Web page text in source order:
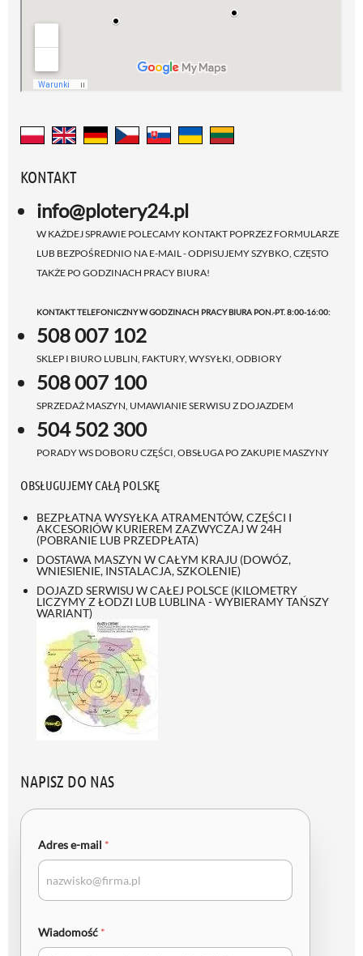
KONTAKT
info@plotery24.pl
W KAŻDEJ SPRAWIE POLECAMY KONTAKT POPRZEZ FORMULARZE
LUB BEZPOŚREDNIO NA E-MAIL - ODPISUJEMY SZYBKO, CZĘSTO
TAKŻE PO GODZINACH PRACY BIURA!
KONTAKT TELEFONICZNY W GODZINACH PRACY BIURA PON.-PT. 8:00-16:00:
508 007 102
SKLEP I BIURO LUBLIN, FAKTURY, WYSYŁKI, ODBIORY
508 007 100
SPRZEDAŻ MASZYN, UMAWIANIE SERWISU Z DOJAZDEM
504 502 300
PORADY WS DOBORU CZĘŚCI, OBSŁUGA PO ZAKUPIE MASZYNY
OBSŁUGUJEMY CAŁĄ POLSKĘ
BEZPŁATNA WYSYŁKA ATRAMENTÓW, CZĘŚCI I
AKCESORIÓW KURIEREM ZAZWYCZAJ W 24H
(POBRANIE LUB PRZEDPŁATA)
DOSTAWA MASZYN W CAŁYM KRAJU (DOWÓZ,
WNIESIENIE, INSTALACJA, SZKOLENIE)
DOJAZD SERWISU W CAŁEJ POLSCE (KILOMETRY
LICZYMY Z ŁODZI LUB LUBLINA - WYBIERAMY TAŃSZY
WARIANT)
NAPISZ DO NAS
Adres e-mail *
Wiadomość *